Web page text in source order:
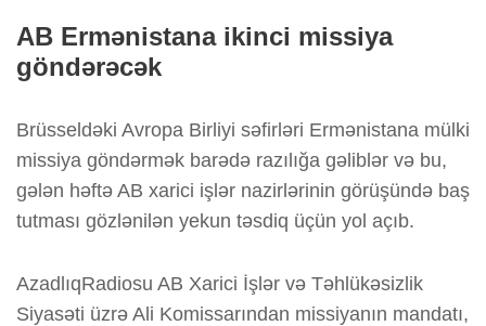
AB Ermənistana ikinci missiya
göndərəcək
Brüsseldəki Avropa Birliyi səfirləri Ermənistana mülki
missiya göndərmək barədə razılığa gəliblər və bu,
gələn həftə AB xarici işlər nazirlərinin görüşündə baş
tutması gözlənilən yekun təsdiq üçün yol açıb.
AzadlıqRadiosu AB Xarici İşlər və Təhlükəsizlik
Siyasəti üzrə Ali Komissarından missiyanın mandatı,